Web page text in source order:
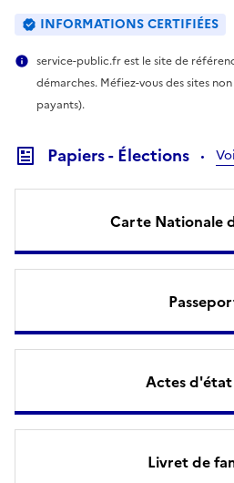
INFORMATIONS CERTIFIÉES
service-public.fr est le site de
démarches. Méfiez-vous des sites
payants).
Papiers - Élections
Carte Nationale
Actes
Livret de